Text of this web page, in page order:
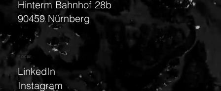
Hinterm Bahnhof 28b
90459 Nürnberg
SOCIAL
LinkedIn
Instagram